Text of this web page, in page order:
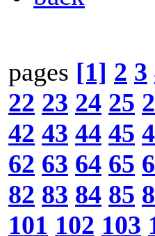
pages [1] 2 3
22 23 24 25
42 43 44 45
62 63 64 65
82 83 84 85
101 102 103